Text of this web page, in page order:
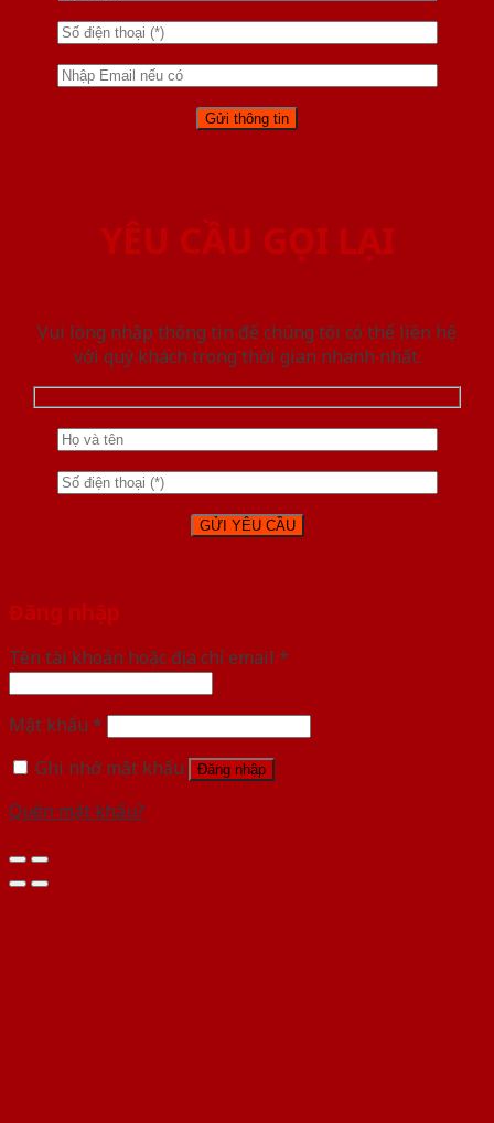
YÊU CẦU GỌI LẠI
Vui lòng nhập thông tin để chúng tôi có thể liên hệ
với quý khách trong thời gian nhanh nhất.
Đăng nhập
Tên tài khoản hoặc địa chỉ email *
Mật khẩu *
Ghi nhớ mật khẩu
Đăng nhập
Quên mật khẩu?